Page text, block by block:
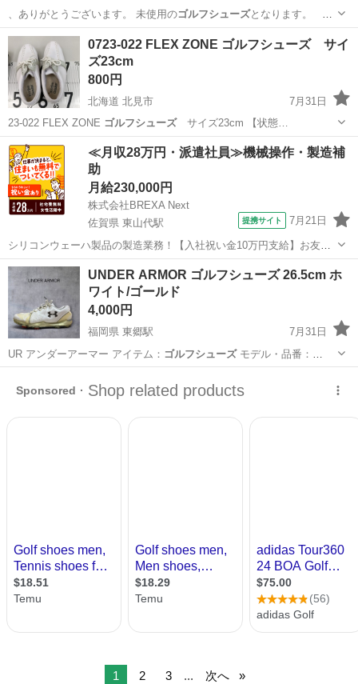
、ありがとうございます。 未使用のゴルフシューズとなります。 メ
ーカー：ａｄｉ…
北海道 札幌市
0723-022 FLEX ZONE ゴルフシューズ サイ
ズ23cm
800円
北海道 北見市
7月31日
23-022 FLEX ZONE ゴルフシューズ サイズ23cm 【状態…
北海道 北見市 ゴルフ ZONE
≪月収28万円・派遣社員≫機械操作・製造補
助
月給230,000円
株式会社BREXA Next
佐賀県 東山代駅
提携サイト 7月21日
シリコンウェーハ製品の製造業務！【入社祝い金10万円支給】お友達
やカップルとの応募OK◎年間休日129日＆休出なしでプライベート充
実♪業務はクリーンルームで快適作業◎自社正社員登用制度あり★1食
300円～の格安食堂あり！《佐...
佐賀 伊万里市 その他
UNDER ARMOR ゴルフシューズ 26.5cm ホ
ワイト/ゴールド
4,000円
福岡県 東郷駅
7月31日
UR アンダーアーマー アイテム： ゴルフシューズモデル・品番：
Spieth II…
1 2 3 ... 次へ